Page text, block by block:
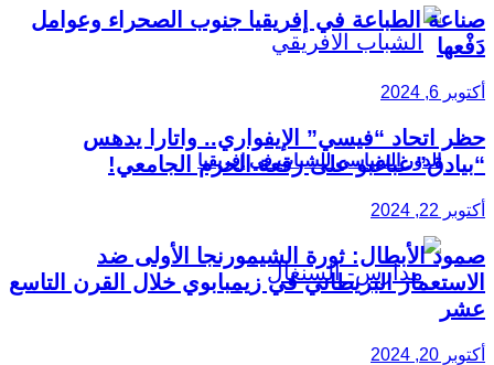
الدور السياسي للشباب في إفريقيا
صناعة الطباعة في إفريقيا جنوب الصحراء وعوامل
دَفْعها
أكتوبر 6, 2024
حظر اتحاد “فيسي” الإيفواري.. واتارا يدهس
“بيادق” غباغبو على رقعة الحرم الجامعي!
أكتوبر 22, 2024
صمود الأبطال: ثورة الشيمورنجا الأولى ضد
الاستعمار البريطاني في زيمبابوي خلال القرن التاسع
عشر
أكتوبر 20, 2024